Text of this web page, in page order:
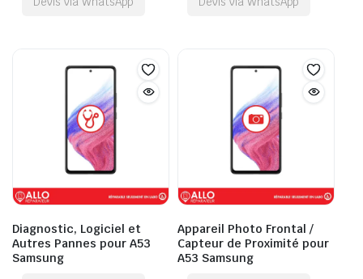
Diagnostic, Logiciel et
Autres Pannes pour A53
Samsung
Appareil Photo Frontal /
Capteur de Proximité pour
A53 Samsung